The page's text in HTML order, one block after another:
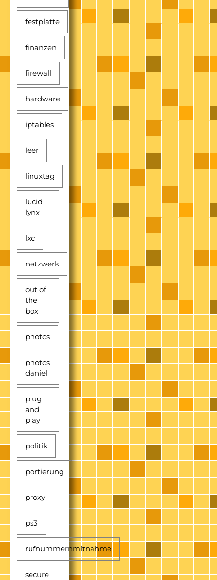
festplatte
finanzen
firewall
hardware
iptables
leer
linuxtag
lucid
lynx
lxc
netzwerk
out of
the
box
photos
photos
daniel
plug
and
play
politik
portierung
proxy
ps3
rufnummernmitnahme
secure